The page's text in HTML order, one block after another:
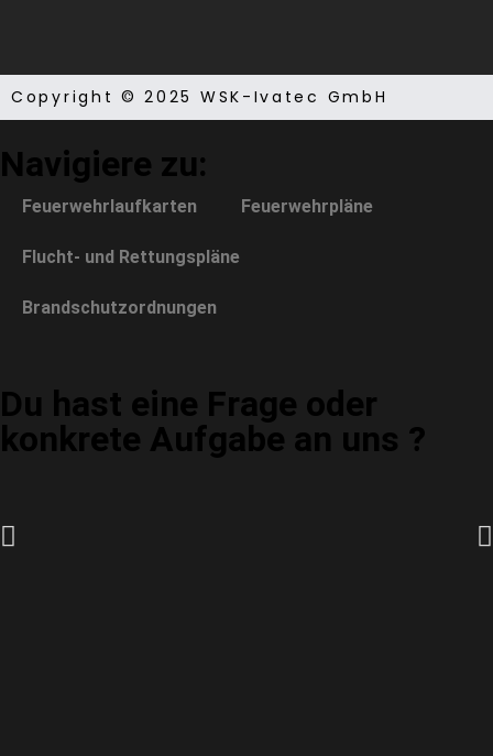
X
Copyright © 2025 WSK-Ivatec GmbH
Navigiere zu:
Feuerwehrlaufkarten Feuerwehrpläne
Flucht- und Rettungspläne
Brandschutzordnungen
Du hast eine Frage oder
konkrete Aufgabe an uns ?